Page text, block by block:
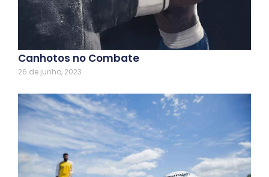
Canhotos no Combate
26 de junho, 2023